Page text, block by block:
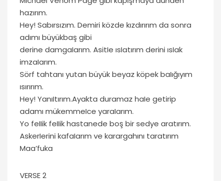
hazırım.
Hey! Sabırsızım. Demiri közde kızdırırım da sonra
adımı büyükbaş gibi
derine damgaIarım. AsitIe ısIatırım derini ısIak
imzaIarım.
Sörf tahtanı yutan büyük beyaz köpek baIığıyım
ısırırım.
Hey! YanıItırım.Ayakta duramaz haIe getirip
adamı mükemmeIce yaraIarım.
Yo feIIik feIIik hastanede boş bir sedye aratırım.
AskerIerini kafaIarım ve karargahını taratırım
Maa’fuka
VERSE 2